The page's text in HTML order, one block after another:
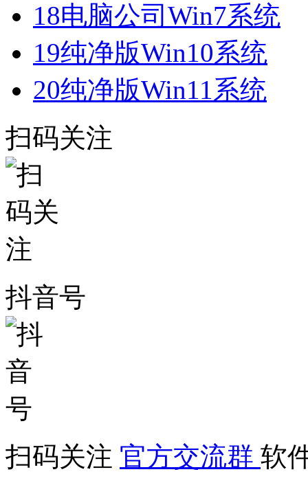
18电脑公司Win7系统
19纯净版Win10系统
20纯净版Win11系统
扫码关注
抖音号
扫码关注 官方交流群 软